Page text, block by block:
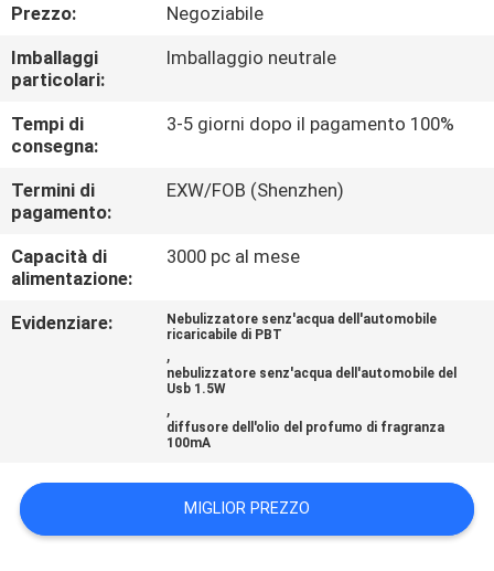
CONTATTICI
RICHIEDA
UNA
CITAZIONE
SHOPPING
PRIVACY
Prezzo:
Negoziabile
Imballaggi
particolari:
Imballaggio neutrale
Tempi di
consegna:
3-5 giorni dopo il pagamento 100%
Termini di
pagamento:
EXW/FOB (Shenzhen)
Capacità di
alimentazione:
3000 pc al mese
Evidenziare:
Nebulizzatore senz'acqua dell'automobile
ricaricabile di PBT
,
nebulizzatore senz'acqua dell'automobile del
Usb 1.5W
,
diffusore dell'olio del profumo di fragranza
100mA
MIGLIOR PREZZO